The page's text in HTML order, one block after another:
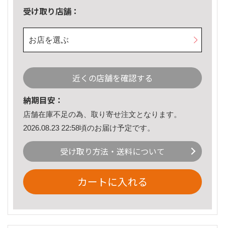
受け取り店舗：
お店を選ぶ
近くの店舗を確認する
納期目安：
店舗在庫不足の為、取り寄せ注文となります。
2026.08.23 22:58頃のお届け予定です。
受け取り方法・送料について
カートに入れる